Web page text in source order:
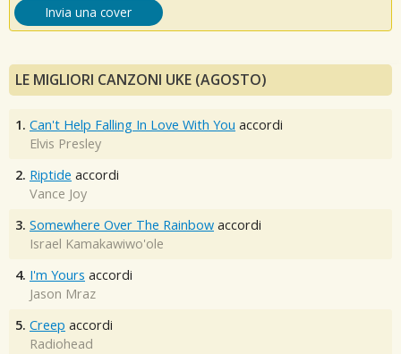
Invia una cover
LE MIGLIORI CANZONI UKE (AGOSTO)
1. Can't Help Falling In Love With You accordi
Elvis Presley
2. Riptide accordi
Vance Joy
3. Somewhere Over The Rainbow accordi
Israel Kamakawiwo'ole
4. I'm Yours accordi
Jason Mraz
5. Creep accordi
Radiohead